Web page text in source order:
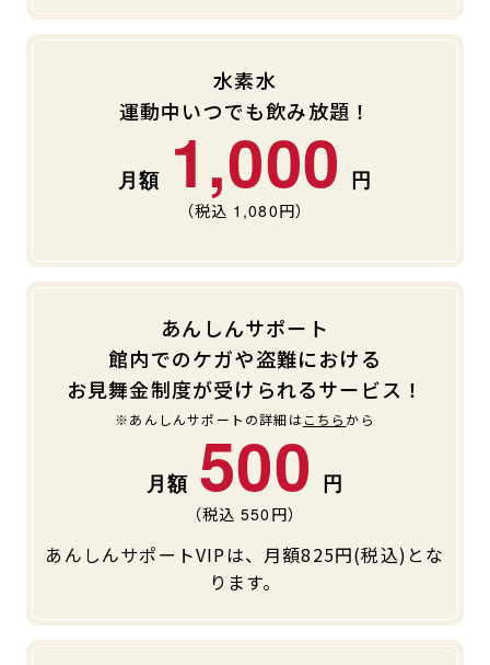
水素水
運動中いつでも飲み放題！
1,000
（税込 1,080円）
あんしんサポート
館内でのケガや盗難における
お見舞金制度が受けられるサービス！
※あんしんサポートの詳細はこちら から
500
（税込 550 円）
あんしんサポートVIPは、月額825円(税込)とな
ります。